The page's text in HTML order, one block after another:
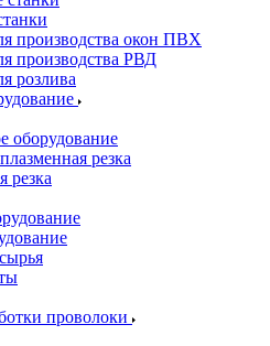
производства окон ПВХ
производства РВД
розлива
оборудование
резка
резка
проволоки